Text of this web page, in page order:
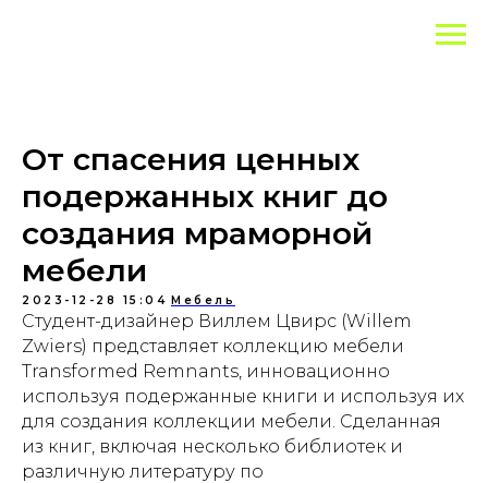
От спасения ценных
подержанных книг до
создания мраморной
мебели
2023-12-28 15:04 Мебель
Студент-дизайнер Виллем Цвирс (Willem
Zwiers) представляет коллекцию мебели
Transformed Remnants, инновационно
используя подержанные книги и используя их
для создания коллекции мебели. Сделанная
из книг, включая несколько библиотек и
различную литературу по